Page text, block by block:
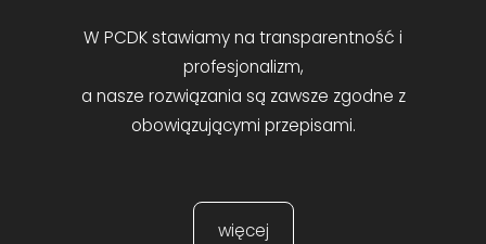
W PCDK stawiamy na transparentność i
profesjonalizm,
a nasze rozwiązania są zawsze zgodne z
obowiązującymi przepisami.
więcej